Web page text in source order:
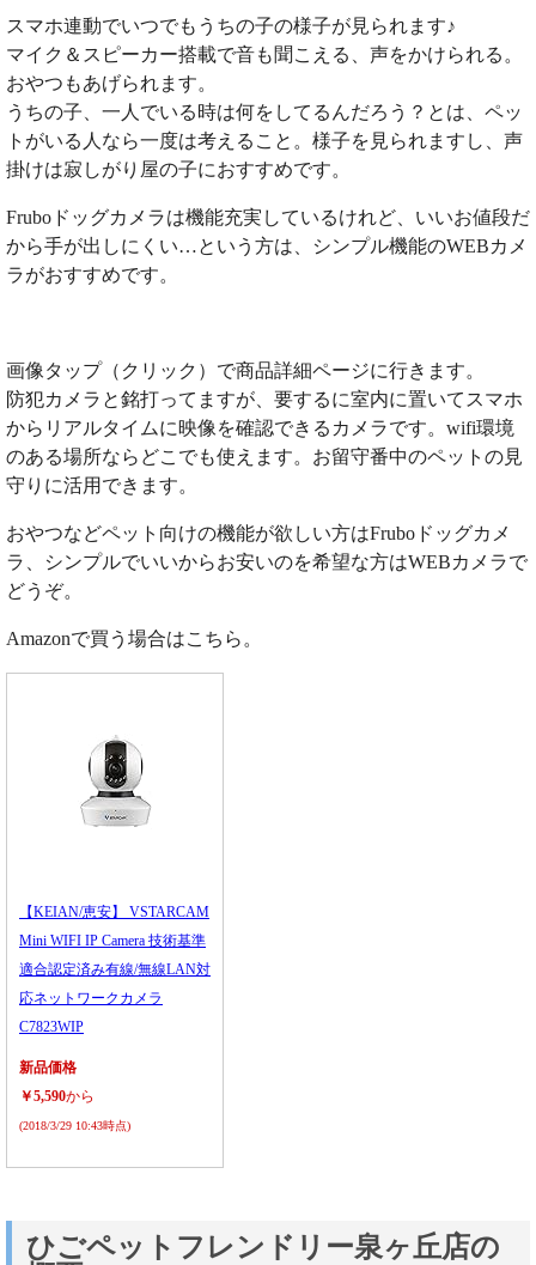
スマホ連動でいつでもうちの子の様子が見られます♪
マイク＆スピーカー搭載で音も聞こえる、声をかけられる。
おやつもあげられます。
うちの子、一人でいる時は何をしてるんだろう？とは、ペッ
トがいる人なら一度は考えること。様子を見られますし、声
掛けは寂しがり屋の子におすすめです。
Fruboドッグカメラは機能充実しているけれど、いいお値段だ
から手が出しにくい…という方は、シンプル機能のWEBカメ
ラがおすすめです。
画像タップ（クリック）で商品詳細ページに行きます。
防犯カメラと銘打ってますが、要するに室内に置いてスマホ
からリアルタイムに映像を確認できるカメラです。wifi環境
のある場所ならどこでも使えます。お留守番中のペットの見
守りに活用できます。
おやつなどペット向けの機能が欲しい方はFruboドッグカメ
ラ、シンプルでいいからお安いのを希望な方はWEBカメラで
どうぞ。
Amazonで買う場合はこちら。
【KEIAN/恵安】 VSTARCAM
Mini WIFI IP Camera 技術基準
適合認定済み有線/無線LAN対
応ネットワークカメラ
C7823WIP
新品価格
￥5,590から
(2018/3/29 10:43時点)
ひごペットフレンドリー泉ヶ丘店の